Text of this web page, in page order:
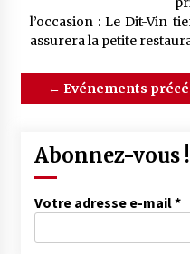
l’occasion : Le Dit-Vin
assurera la petite
← Evénements
Abonnez-vous !
Votre adresse e-mail*